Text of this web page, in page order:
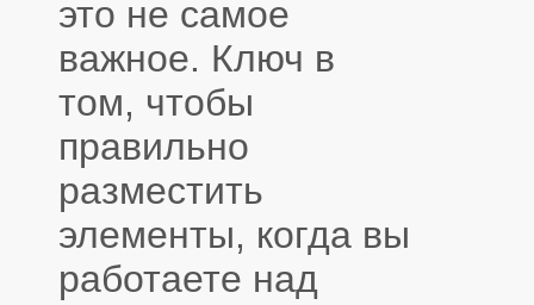
это не самое
важное. Ключ в
том, чтобы
правильно
разместить
элементы, когда вы
работаете над